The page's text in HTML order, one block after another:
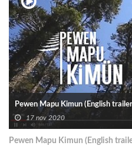
Pewen Mapu Kimun (English
17 nov 2020
Pewen Mapu Kimun (English